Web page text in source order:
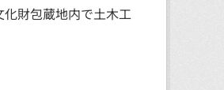
財包蔵地内で土木工